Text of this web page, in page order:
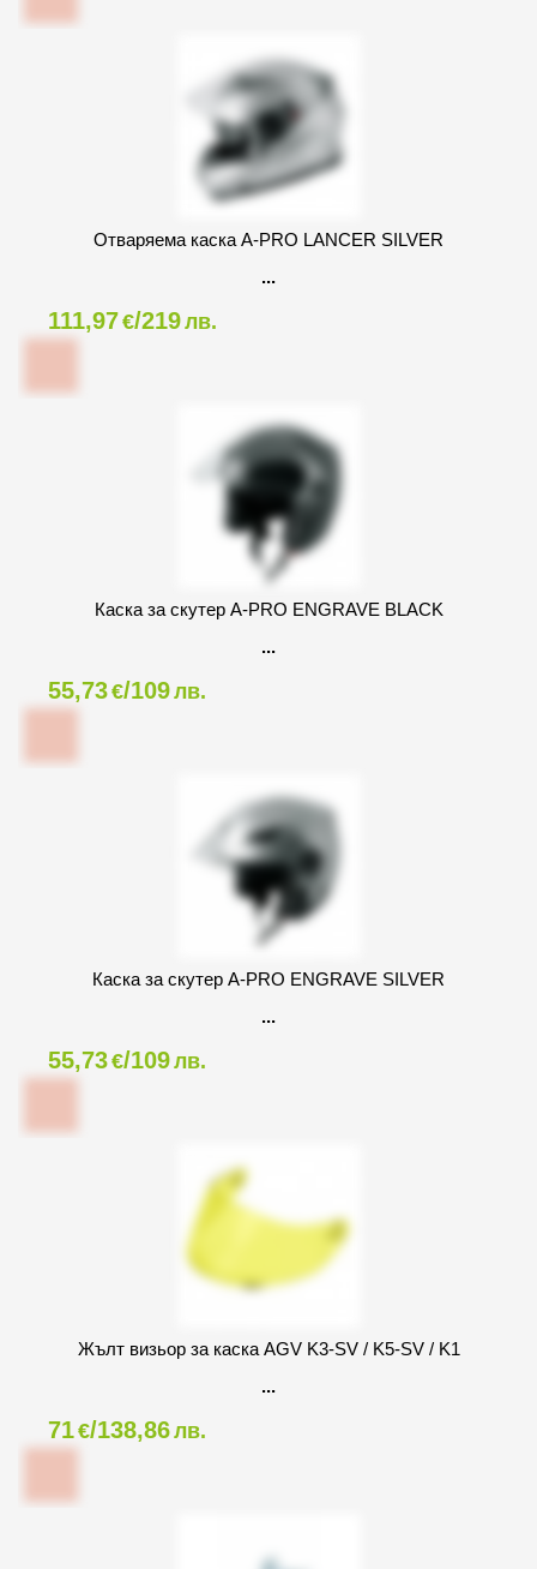
Oтваряема каска A-PRO LANCER SILVER
111,97€/219лв.
Каска за скутер A-PRO ENGRAVE BLACK
55,73€/109лв.
Каска за скутер A-PRO ENGRAVE SILVER
55,73€/109лв.
Жълт визьор за каска AGV K3-SV / K5-SV / K1
71€/138,86лв.